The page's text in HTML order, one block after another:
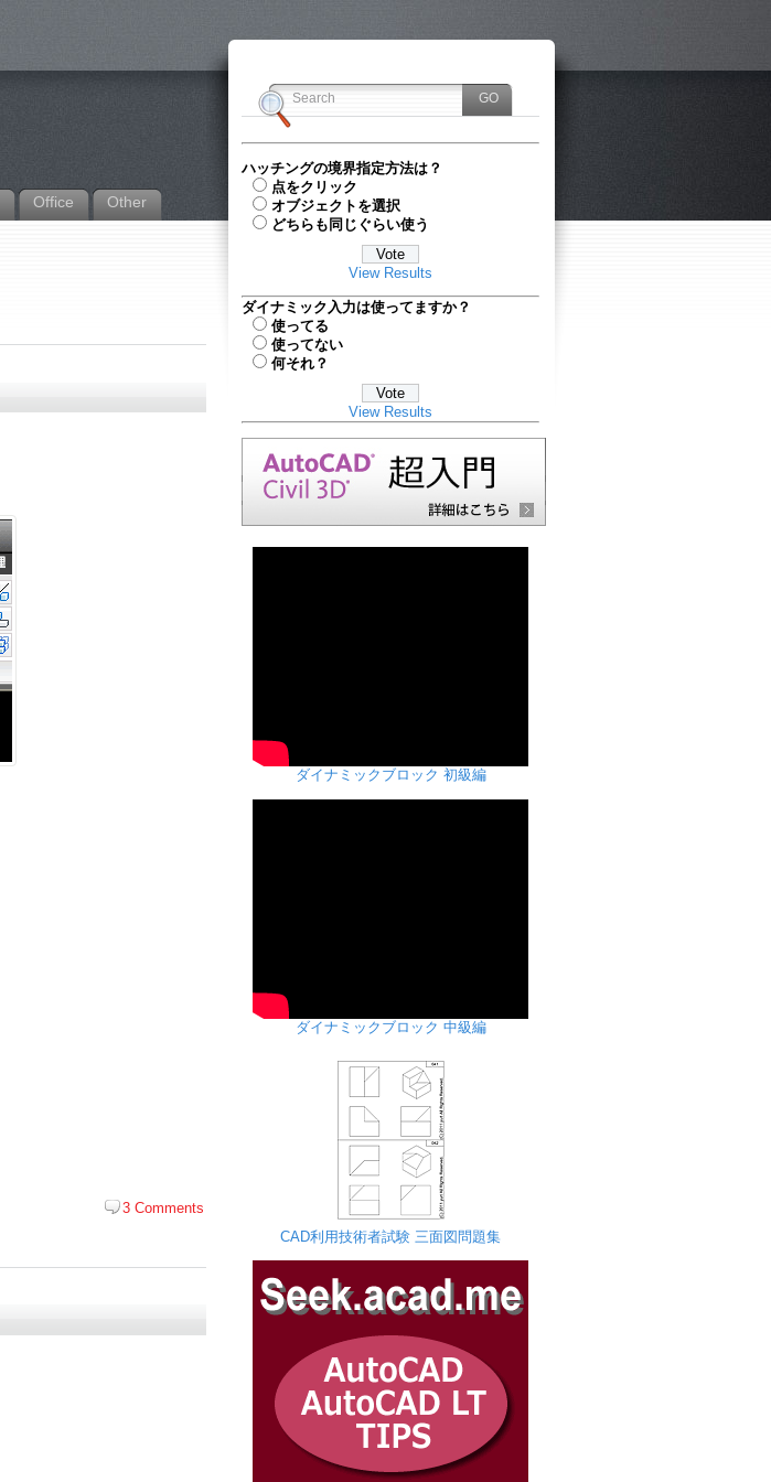
Office Other
3 Comments
ハッチングの境界指定方法は？
点をクリック
オブジェクトを選択
どちらも同じぐらい使う
View Results
ダイナミック入力は使ってますか？
使ってる
使ってない
何それ？
View Results
ダイナミックブロック 初級編
ダイナミックブロック 中級編
CAD利用技術者試験 三面図問題集